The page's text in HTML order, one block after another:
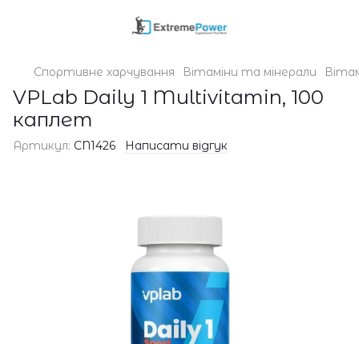
Спортивне харчування Вітаміни та мінерали
VPLab Daily 1 Multivitamin, 100
каплет
Артикул: CN1426 Написати відгук